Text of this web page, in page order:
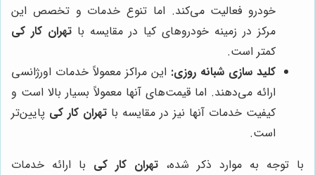
خودرو فعالیت می‌کند. اما تنوع خدمات و تخصص این
مرکز در زمینه خودروهای کیا در مقایسه با تهران کار کی
کمتر است.
کلید سازی شبانه روزی: این مراکز معمولاً خدمات اورژانسی
ارائه می‌دهند. اما قیمت‌های آنها معمولاً بسیار بالا است و
کیفیت خدمات آنها نیز در مقایسه با تهران کار کی پایین‌تر
است.
با توجه به موارد ذکر شده، تهران کار کی با ارائه خدمات